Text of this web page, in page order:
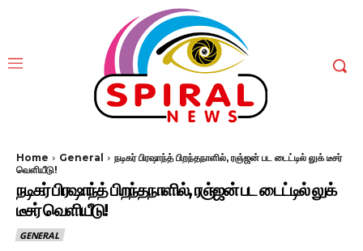
Home General
நடிகர் பிரஷாந்த் பிறந்தநாளில், ரஞ்ஜன் பட டைட்டில் லுக் டீசர்
வெளியீடு!
நடிகர் பிரஷாந்த் பிறந்தநாளில், ரஞ்ஜன் பட டைட்டில் லுக்
டீசர் வெளியீடு!
GENERAL